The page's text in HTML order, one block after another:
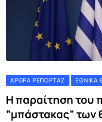
ΆΡΘΡΑ ΡΕΠΟΡΤΆΖ ΕΘΝΙΚΆ
Η παραίτηση του
”μπάστακας” των